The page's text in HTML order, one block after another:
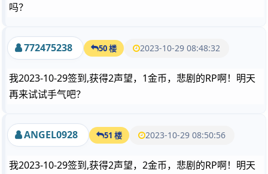
吗？
772475238 50 楼 2023-10-29 08:48:32
我2023-10-29签到,获得2声望，1金币，悲剧的RP啊！明天
再来试试手气吧？
ANGEL0928 51 楼 2023-10-29 08:50:56
我2023-10-29签到,获得2声望，2金币，悲剧的RP啊！明天